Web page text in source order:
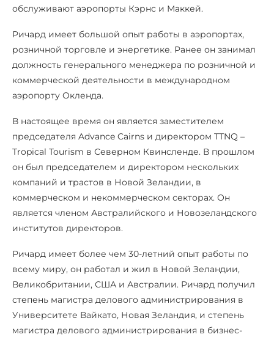
обслуживают аэропорты Кэрнс и Маккей.
Ричард имеет большой опыт работы в аэропортах,
розничной торговле и энергетике. Ранее он занимал
должность генерального менеджера по розничной и
коммерческой деятельности в международном
аэропорту Окленда.
В настоящее время он является заместителем
председателя Advance Cairns и директором TTNQ –
Tropical Tourism в Северном Квинсленде. В прошлом
он был председателем и директором нескольких
компаний и трастов в Новой Зеландии, в
коммерческом и некоммерческом секторах. Он
является членом Австралийского и Новозеландского
институтов директоров.
Ричард имеет более чем 30-летний опыт работы по
всему миру, он работал и жил в Новой Зеландии,
Великобритании, США и Австралии. Ричард получил
степень магистра делового администрирования в
Университете Вайкато, Новая Зеландия, и степень
магистра делового администрирования в бизнес-